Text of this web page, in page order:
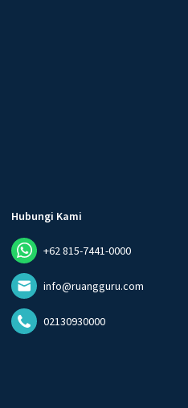
Hubungi Kami
+62 815-7441-0000
info@ruangguru.com
02130930000